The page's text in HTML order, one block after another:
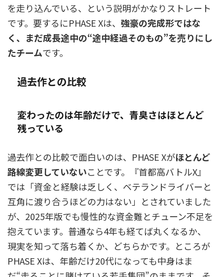
を走り込んでいる、という説明がかなりストレート
です。要するにPHASE Xは、 強豪の完成形ではな
く、まだ成長途中の“途中経過そのもの”を売りにし
たチームです。
過去作との比較
変わったのは年齢だけで、青臭さはほとんど
残っている
過去作との比較で面白いのは、PHASE Xがほとんど
路線変更していないことです。『首都高バトルX』
では「資金と経験は乏しく、ベテランドライバーと
互角に渡り合うほどの力はない」とされていました
が、2025年版でも慢性的な資金難とチューン不足を
抱えています。普通なら4年も経てば丸くなるか、
現実を知って落ち着くか、どちらかです。ところが
PHASE Xは、年齢だけ20代になっても中身はま